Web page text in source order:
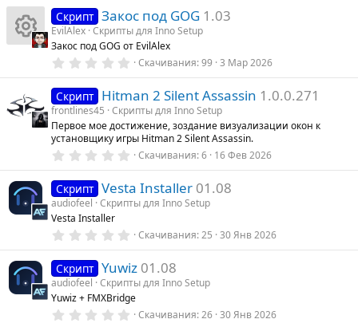
0
з
в
ё
з
к
о
к
а
р
е
Скрипт Закос под GOG 1.03
EvilAlex Скрипты для Inno Setup
Закос под GOG от EvilAlex
0
0
з
в
ё
з
д
Скачивания 99 3 Мар 2026
Скрипт Hitman 2 Silent Assassin 1.0.0.271
frontlines45 Скрипты для Inno Setup
Первое мое достижение, зоздание визуализации окон к
установщику игры Hitman 2 Silent Assassin.
0
0
з
в
з
Скачивания 6 16 Фев 2026
Скрипт Vesta Installer 01.08
audiofeel Скрипты для Inno Setup
Vesta Installer
0
0
з
в
ё
з
Скачивания 25 30 Янв 2026
Скрипт Yuwiz 01.08
audiofeel Скрипты для Inno Setup
Yuwiz + FMXBridge
0Скачивания 26 30 Янв 2026